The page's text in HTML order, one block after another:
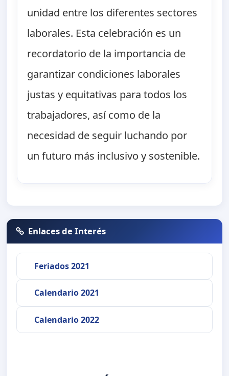
unidad entre los diferentes sectores
laborales. Esta celebración es un
recordatorio de la importancia de
garantizar condiciones laborales
justas y equitativas para todos los
trabajadores, así como de la
necesidad de seguir luchando por
un futuro más inclusivo y sostenible.
Enlaces de Interés
Feriados 2021
Calendario 2021
Calendario 2022